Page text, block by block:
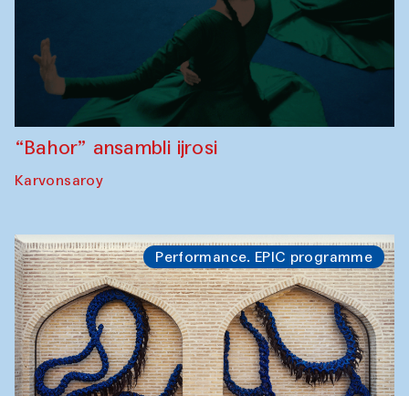
“Bahor” ansambli ijrosi
Karvonsaroy
Performance. EPIC programme